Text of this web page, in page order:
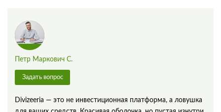
Петр Маркович С.
Задать вопрос
Divizeeria — это не инвестиционная платформа, а ловушка